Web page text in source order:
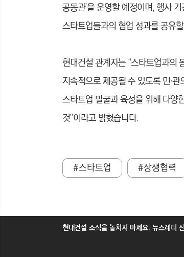
공동관’을 운영할 예정이며, 행사
스타트업들과의 협업 성과를 공유
현대건설 관계자는 “스타트업과의
지속적으로 제공될 수 있도록 민·
스타트업 발굴과 육성을 위해 다양
것”이라고 밝혔습니다.
#스타트업 #상생협력
현대건설 소식을 놓치지 마세요. 뉴스레터